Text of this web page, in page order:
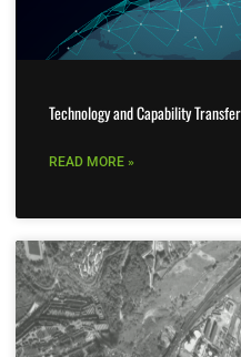
Technology and Capability Transfer
READ MORE »